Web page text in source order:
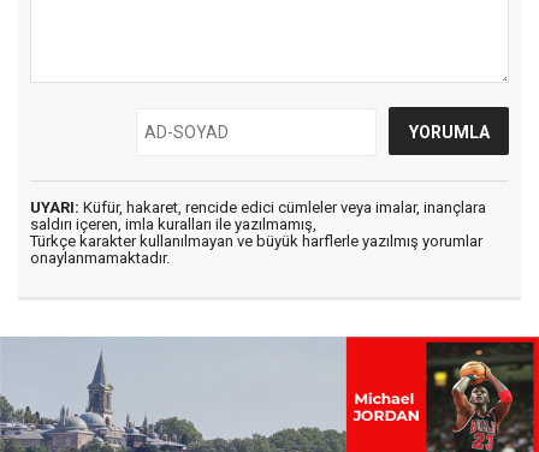
UYARI: Küfür, hakaret, rencide edici cümleler veya imalar, inançlara
saldırı içeren, imla kuralları ile yazılmamış,
Türkçe karakter kullanılmayan ve büyük harflerle yazılmış yorumlar
onaylanmamaktadır.